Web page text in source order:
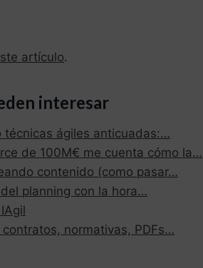
artículo.
interesar
técnicas ágiles anticuadas:…
de 100M€ me cuenta cómo la…
contenido (como pasar…
planning con la hora…
normativas, PDFs…